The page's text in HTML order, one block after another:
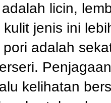
licin,
jenis ini
adalah
kelihatan